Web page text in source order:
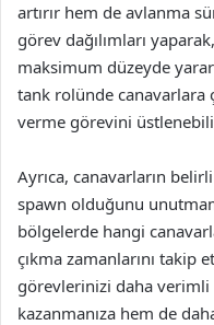
artırır hem de avlanma
görev dağılımları
maksimum düzeyde
tank rolünde canavarlara
verme görevini
Ayrıca, canavarların
spawn olduğunu
bölgelerde hangi
çıkma zamanlarını takip
görevlerinizi daha
kazanmanıza hem de